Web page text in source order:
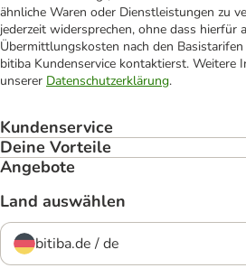
ähnliche Waren oder Dienstleistungen zu
jederzeit widersprechen, ohne dass hierfür
Übermittlungskosten nach den
bitiba Kundenservice kontaktierst. Weitere
unserer Datenschutzerklärung.
Kundenservice
Deine Vorteile
Angebote
Land auswählen
bitiba.de / de